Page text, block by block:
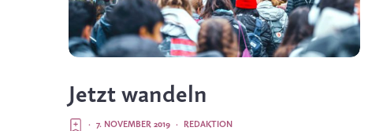
Jetzt wandeln
REDAKTION
·
7. NOVEMBER 2019
·